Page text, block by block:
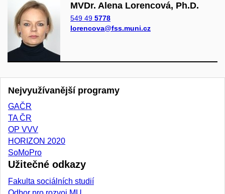
MVDr. Alena Lorencová, Ph.D.
549 49 5778
lorencova@fss.muni.cz
Nejvyužívanější programy
GAČR
TA ČR
OP VVV
HORIZON 2020
SoMoPro
Užitečné odkazy
Fakulta sociálních studií